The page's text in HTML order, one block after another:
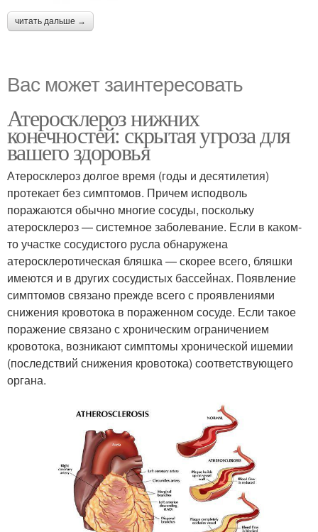
читать дальше →
Вас может заинтересовать
Атеросклероз нижних
конечностей: скрытая угроза для
вашего здоровья
Атеросклероз долгое время (годы и десятилетия)
протекает без симптомов. Причем исподволь
поражаются обычно многие сосуды, поскольку
атеросклероз — системное заболевание. Если в каком-
то участке сосудистого русла обнаружена
атеросклеротическая бляшка — скорее всего, бляшки
имеются и в других сосудистых бассейнах. Появление
симптомов связано прежде всего с проявлениями
снижения кровотока в пораженном сосуде. Если такое
поражение связано с хроническим ограничением
кровотока, возникают симптомы хронической ишемии
(последствий снижения кровотока) соответствующего
органа.